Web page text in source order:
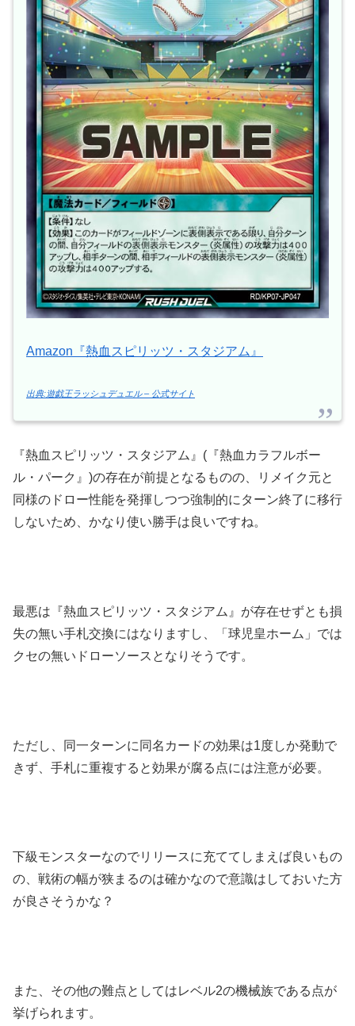
Amazon『熱血スピリッツ・スタジアム』
出典:遊戯王ラッシュデュエル – 公式サイト
『熱血スピリッツ・スタジアム』(『熱血カラフルボー
ル・パーク』)の存在が前提となるものの、リメイク元と
同様のドロー性能を発揮しつつ強制的にターン終了に移行
しないため、かなり使い勝手は良いですね。
最悪は『熱血スピリッツ・スタジアム』が存在せずとも損
失の無い手札交換にはなりますし、「球児皇ホーム」では
クセの無いドローソースとなりそうです。
ただし、同一ターンに同名カードの効果は1度しか発動で
きず、手札に重複すると効果が腐る点には注意が必要。
下級モンスターなのでリリースに充ててしまえば良いもの
の、戦術の幅が狭まるのは確かなので意識はしておいた方
が良さそうかな？
また、その他の難点としてはレベル2の機械族である点が
挙げられます。